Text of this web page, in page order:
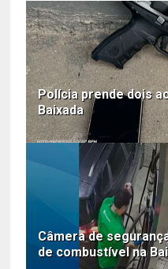
Polícia prende dois
Baixada
Câmera de
de combustível na